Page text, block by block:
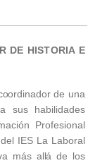
DE HISTORIA E
de una
sus habilidades
Profesional
IES La Laboral
más allá de los